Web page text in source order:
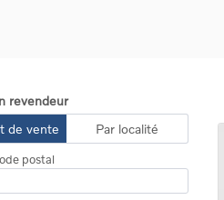
revendeur
de vente
Par localité
postal